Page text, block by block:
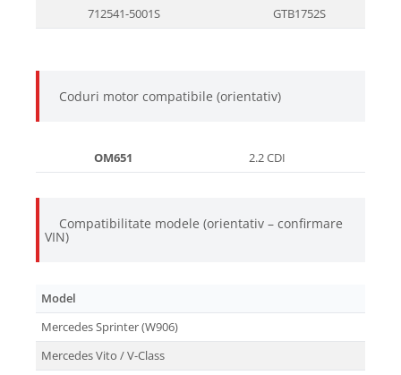
712541-5001S
GTB1752S
Coduri motor compatibile (orientativ)
OM651 2.2 CDI
Compatibilitate modele (orientativ – confirmare
VIN)
Model
Mercedes Sprinter (W906)
Mercedes Vito / V-Class